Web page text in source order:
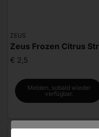
ZEUS
€ 2,5
Melden, sobald wieder
verfügbar.